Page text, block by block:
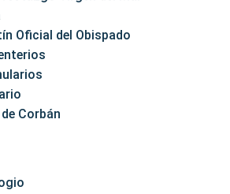
Oficial del Obispado
Corbán